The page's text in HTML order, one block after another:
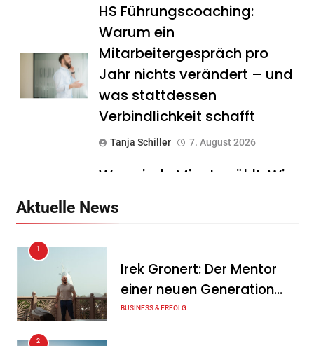
HS Führungscoaching:
Warum ein
Mitarbeitergespräch pro
Jahr nichts verändert – und
was stattdessen
Verbindlichkeit schafft
Tanja Schiller 7. August 2026
Wenn jede Minute zählt: Wie
OBC ONE die internationale
Tanja Schiller 6. August 2026
MaxSolar und DB Energie
schließen ersten Hybrid-
PPA für förderfreie
Aktuelle News
1
Irek Gronert: Der Mentor
einer neuen Generation
von Unternehmern
BUSINESS & ERFOLG
2